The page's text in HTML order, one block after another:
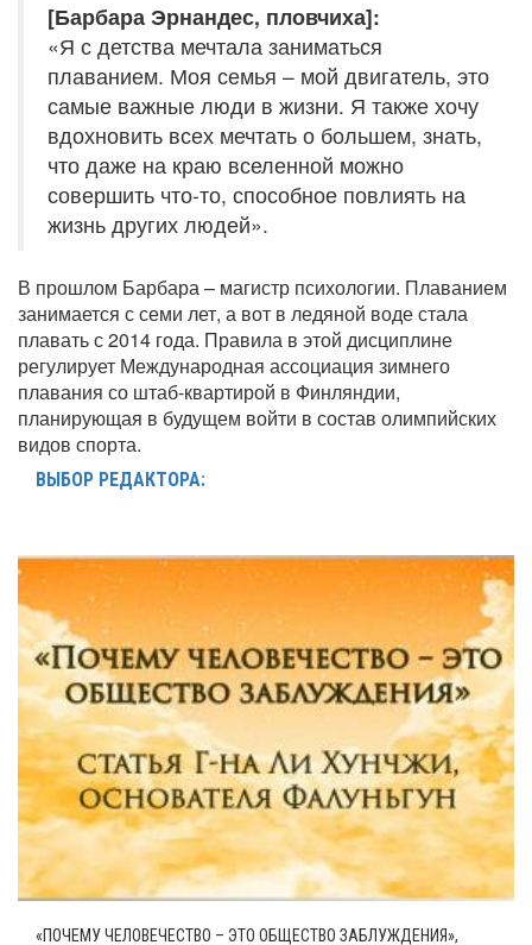
[Барбара Эрнандес, пловчиха]:
«Я с детства мечтала заниматься
плаванием. Моя семья – мой двигатель, это
самые важные люди в жизни. Я также хочу
вдохновить всех мечтать о большем, знать,
что даже на краю вселенной можно
совершить что-то, способное повлиять на
жизнь других людей».
В прошлом Барбара – магистр психологии. Плаванием
занимается с семи лет, а вот в ледяной воде стала
плавать с 2014 года. Правила в этой дисциплине
регулирует Международная ассоциация зимнего
плавания со штаб-квартирой в Финляндии,
планирующая в будущем войти в состав олимпийских
видов спорта.
ВЫБОР РЕДАКТОРА:
«ПОЧЕМУ ЧЕЛОВЕЧЕСТВО – ЭТО ОБЩЕСТВО ЗАБЛУЖДЕНИЯ»,